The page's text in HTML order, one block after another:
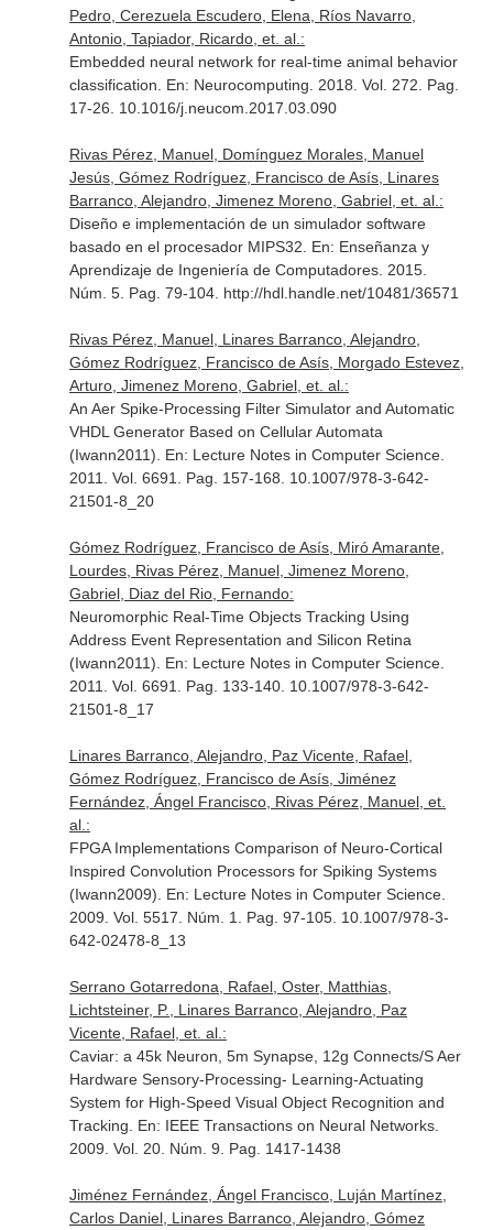
Pedro, Cerezuela Escudero, Elena, Ríos Navarro,
Antonio, Tapiador, Ricardo, et. al.:
Embedded neural network for real-time animal behavior
classification. En: Neurocomputing . 2018. Vol. 272. Pag.
17-26. 10.1016/j.neucom.2017.03.090
Rivas Pérez, Manuel, Domínguez Morales, Manuel
Jesús, Gómez Rodríguez, Francisco de Asís, Linares
Barranco, Alejandro, Jimenez Moreno, Gabriel, et. al.:
Diseño e implementación de un simulador software
basado en el procesador MIPS32. En: Enseñanza y
Aprendizaje de Ingeniería de Computadores. 2015.
Núm. 5. Pag. 79-104. http://hdl.handle.net/10481/36571
Rivas Pérez, Manuel, Linares Barranco, Alejandro,
Gómez Rodríguez, Francisco de Asís, Morgado Estevez,
Arturo, Jimenez Moreno, Gabriel, et. al.:
An Aer Spike-Processing Filter Simulator and Automatic
VHDL Generator Based on Cellular Automata
(Iwann2011). En: Lecture Notes in Computer Science.
2011. Vol. 6691. Pag. 157-168. 10.1007/978-3-642-
21501-8_20
Gómez Rodríguez, Francisco de Asís, Miró Amarante,
Lourdes, Rivas Pérez, Manuel, Jimenez Moreno,
Gabriel, Diaz del Rio, Fernando:
Neuromorphic Real-Time Objects Tracking Using
Address Event Representation and Silicon Retina
(Iwann2011). En: Lecture Notes in Computer Science.
2011. Vol. 6691. Pag. 133-140. 10.1007/978-3-642-
21501-8_17
Linares Barranco, Alejandro, Paz Vicente, Rafael,
Gómez Rodríguez, Francisco de Asís, Jiménez
Fernández, Ángel Francisco, Rivas Pérez, Manuel, et.
al.:
FPGA Implementations Comparison of Neuro-Cortical
Inspired Convolution Processors for Spiking Systems
(Iwann2009). En: Lecture Notes in Computer Science.
2009. Vol. 5517. Núm. 1. Pag. 97-105. 10.1007/978-3-
642-02478-8_13
Serrano Gotarredona, Rafael, Oster, Matthias,
Lichtsteiner, P., Linares Barranco, Alejandro, Paz
Vicente, Rafael, et. al.:
Caviar: a 45k Neuron, 5m Synapse, 12g Connects/S Aer
Hardware Sensory-Processing- Learning-Actuating
System for High-Speed Visual Object Recognition and
Tracking. En: IEEE Transactions on Neural Networks.
2009. Vol. 20. Núm. 9. Pag. 1417-1438
Jiménez Fernández, Ángel Francisco, Luján Martínez,
Carlos Daniel, Linares Barranco, Alejandro, Gómez